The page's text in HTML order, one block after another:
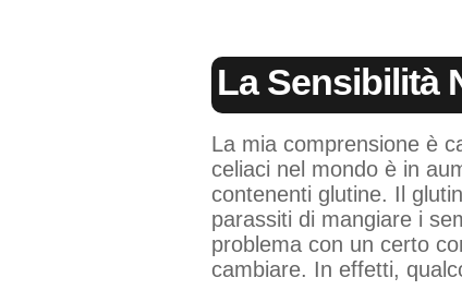
La Sensibilità
La mia comprensione è
celiaci nel mondo è in
contenenti glutine. Il
parassiti di mangiare i
problema con un certo
cambiare. In effetti,